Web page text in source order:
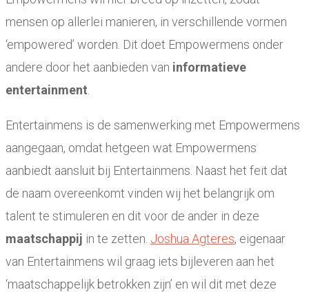
mensen op allerlei manieren, in verschillende vormen
‘empowered’ worden. Dit doet Empowermens onder
andere door het aanbieden van informatieve
entertainment
Entertainmens is de samenwerking met Empowermens
aangegaan, omdat hetgeen wat Empowermens
aanbiedt aansluit bij Entertainmens. Naast het feit dat
de naam overeenkomt vinden wij het belangrijk om
talent te stimuleren en dit voor de ander in deze
maatschappij in te zetten. Joshua Agteres, eigenaar
van Entertainmens wil graag iets bijleveren aan het
‘maatschappelijk betrokken zijn’ en wil dit met deze